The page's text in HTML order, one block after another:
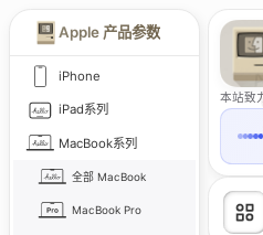
Apple 产品参数
iPhone
iPad系列
MacBook系列
全部 MacBook
MacBook Pro
本站致